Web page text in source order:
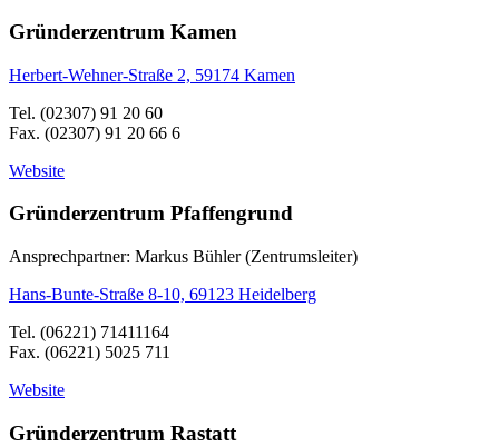
Gründerzentrum Kamen
Herbert-Wehner-Straße 2, 59174 Kamen
Tel. (02307) 91 20 60
Fax. (02307) 91 20 66 6
Website
Gründerzentrum Pfaffengrund
Ansprechpartner: Markus Bühler (Zentrumsleiter)
Hans-Bunte-Straße 8-10, 69123 Heidelberg
Tel. (06221) 71411164
Fax. (06221) 5025 711
Website
Gründerzentrum Rastatt